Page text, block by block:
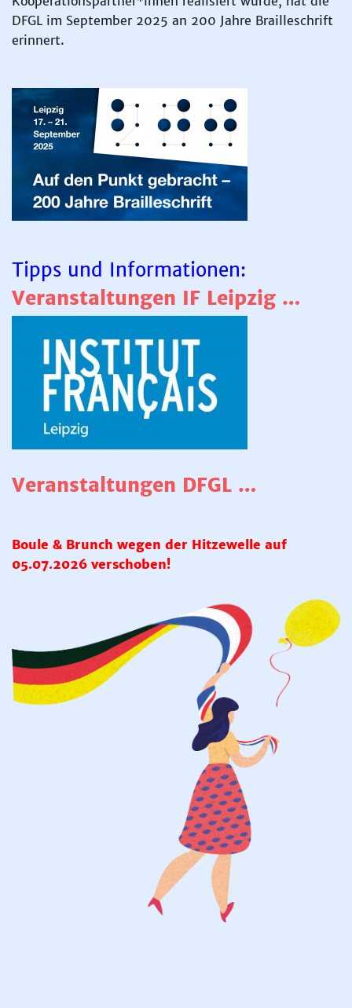
DFGL im September 2025 an 200 Jahre Brailleschrift
erinnert.
Tipps und Informationen:
Veranstaltungen IF Leipzig …
Veranstaltungen DFGL …
Boule & Brunch wegen der Hitzewelle auf
05.07.2026 verschoben!